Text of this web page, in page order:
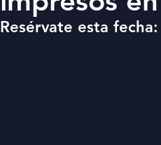
Resérvate esta